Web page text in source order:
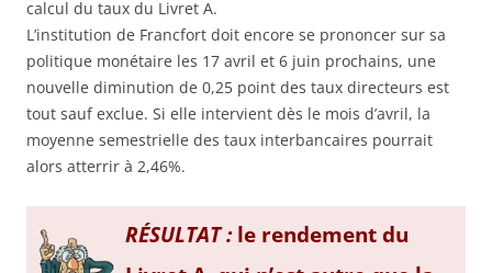
calcul du taux du Livret A.
L’institution de Francfort doit encore se prononcer sur sa
politique monétaire les 17 avril et 6 juin prochains, une
nouvelle diminution de 0,25 point des taux directeurs est
tout sauf exclue. Si elle intervient dès le mois d’avril, la
moyenne semestrielle des taux interbancaires pourrait
alors atterrir à 2,46%.
RÉSULTAT :le rendement du